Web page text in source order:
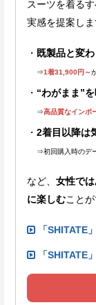
スーツを着る
実感を提案しま
既製品と変
⇒1着31,900円～
“わがまま”
⇒高品質なインポ
2着目以降は
⇒初回購入時のデ
など、 女性で
に楽しむことが
「SHITATE
「SHITATE